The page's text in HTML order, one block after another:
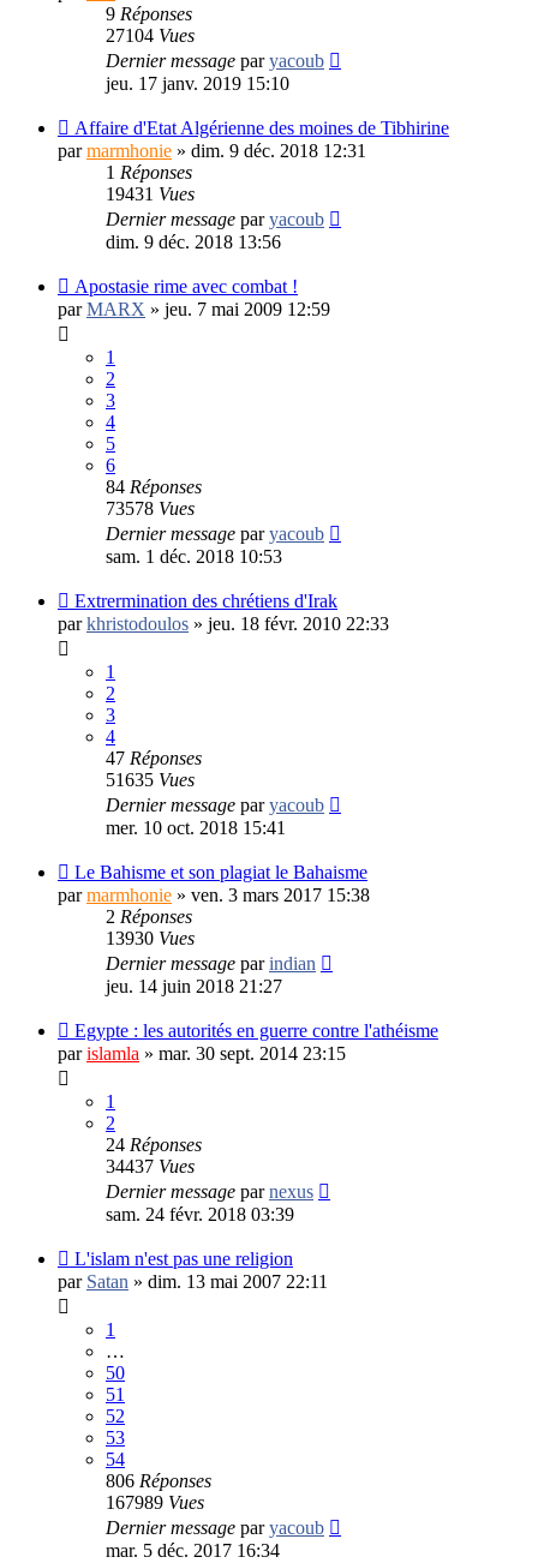
9 Réponses
27104 Vues
Dernier message paryacoub
jeu. 17 janv. 2019 15:10
Affaire d'Etat Algérienne des moines de Tibhirine
parmarmhonie » dim. 9 déc. 2018 12:31
1 Réponses
19431 Vues
Dernier message paryacoub
dim. 9 déc. 2018 13:56
Apostasie rime avec combat !
parMARX » jeu. 7 mai 2009 12:59
1
2
3
4
5
6
84 Réponses
73578 Vues
Dernier message paryacoub
sam. 1 déc. 2018 10:53
Extrermination des chrétiens d'Irak
parkhristodoulos » jeu. 18 févr. 2010 22:33
1
2
3
4
47 Réponses
51635 Vues
Dernier message paryacoub
mer. 10 oct. 2018 15:41
Le Bahisme et son plagiat le Bahaisme
parmarmhonie » ven. 3 mars 2017 15:38
2 Réponses
13930 Vues
Dernier message parindian
jeu. 14 juin 2018 21:27
Egypte : les autorités en guerre contre l'athéisme
parislamla » mar. 30 sept. 2014 23:15
1
2
24 Réponses
34437 Vues
Dernier message parnexus
sam. 24 févr. 2018 03:39
L'islam n'est pas une religion
par Satan » dim. 13 mai 2007 22:11
1
…
50
51
52
53
54
806 Réponses
167989 Vues
Dernier message paryacoub
mar. 5 déc. 2017 16:34